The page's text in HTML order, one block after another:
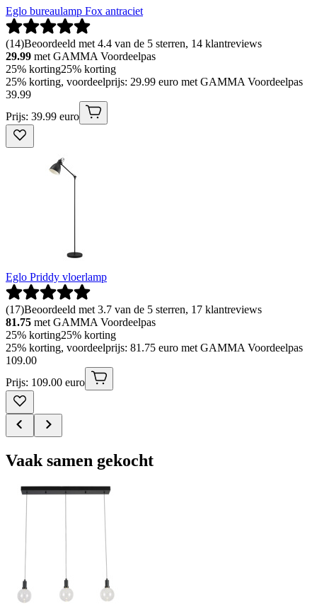
Eglo bureaulamp Fox antraciet
(14)Beoordeeld met 4.4 van de 5 sterren, 14 klantreviews
29.99 met GAMMA Voordeelpas
25% korting25% korting
25% korting, voordeelprijs: 29.99 euro met GAMMA Voordeelpas
39.99
Prijs: 39.99 euro
Eglo Priddy vloerlamp
(17)Beoordeeld met 3.7 van de 5 sterren, 17 klantreviews
81.75 met GAMMA Voordeelpas
25% korting25% korting
25% korting, voordeelprijs: 81.75 euro met GAMMA Voordeelpas
109.00
Prijs: 109.00 euro
Vaak samen gekocht